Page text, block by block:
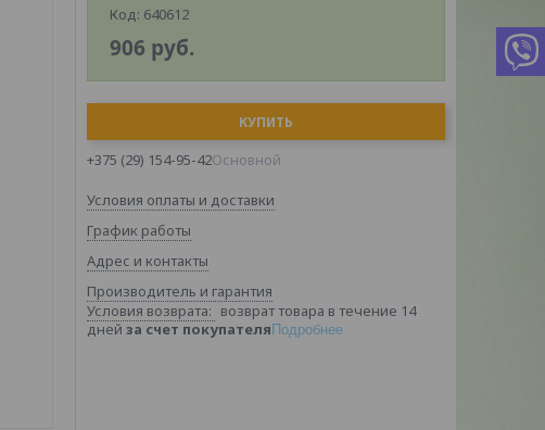
Код: 640612
906 руб.
КУПИТЬ
+375 (29) 154-95-42Основной
Условия оплаты и доставки
График работы
Адрес и контакты
Производитель и гарантия
возврат товара в течение 14
дней за счет покупателя Подробнее